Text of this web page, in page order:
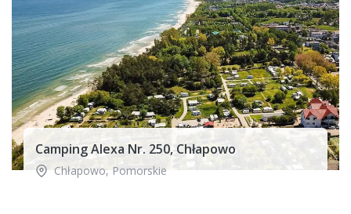
Camping Alexa Nr. 250, Chłapowo
Chłapowo,Pomorskie